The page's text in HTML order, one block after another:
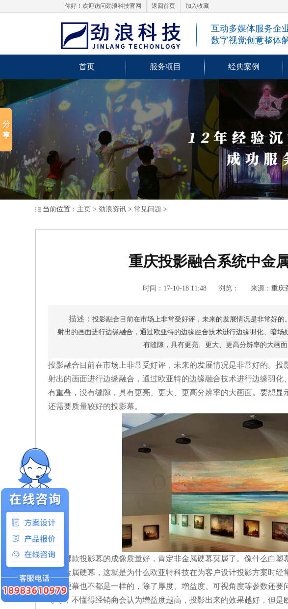
你好！欢迎访问劲浪科技官网 返回首页 加入收藏
互动多媒体服务企
数字视觉创意整体
首页 服务项目 经典案例
当前位置： 主页 > 劲浪资讯 > 常见问题 >
重庆投影融合系统中金
时间： 17-10-18 11:48 浏览： 来源： 重庆
描述： 投影融合目前在市场上非常受好评，未来的发展情况是非常好
射出的画面进行边缘融合，通过欧亚特的边缘融合技术进行边缘羽化、暗
有缝隙，具有更亮、更大、更高分辨率的大画
投影融合目前在市场上非常受好评，未来的发展情况是非常好的。
射出的画面进行边缘融合，通过欧亚特的边缘融合技术进行边缘羽
有重叠，没有缝隙，具有更亮、更大、更高分辨率的大画面。要想显
还需要质量较好的投影幕。
要问哪款投影幕的成像质量好，肯定非金属硬幕莫属了。像什么白
不如金属硬幕，这就是为什么欧亚特科技在为客户设计投影方案时经
金属硬幕也不都是一样的，除了厚度、增益度、可视角度等参数还
等等，不懂得经销商会认为增益度越高，投影出来的效果越好，但